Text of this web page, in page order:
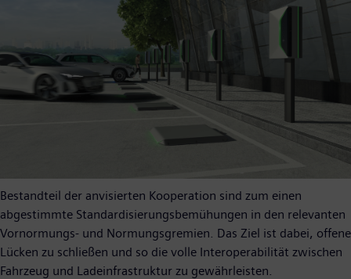
Bestandteil der anvisierten Kooperation sind zum einen
abgestimmte Standardisierungsbemühungen in den relevanten
Vornormungs- und Normungsgremien. Das Ziel ist dabei, offene
Lücken zu schließen und so die volle Interoperabilität zwischen
Fahrzeug und Ladeinfrastruktur zu gewährleisten.